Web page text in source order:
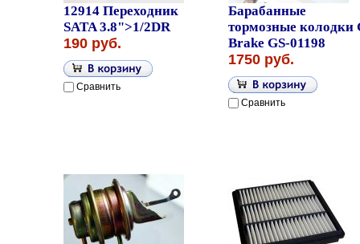
12914 Переходник
SATA 3.8">1/2DR
190 руб.
Сравнить
Барабанные
тормозные колодки
Brake GS-01198
1750 руб.
Сравнить